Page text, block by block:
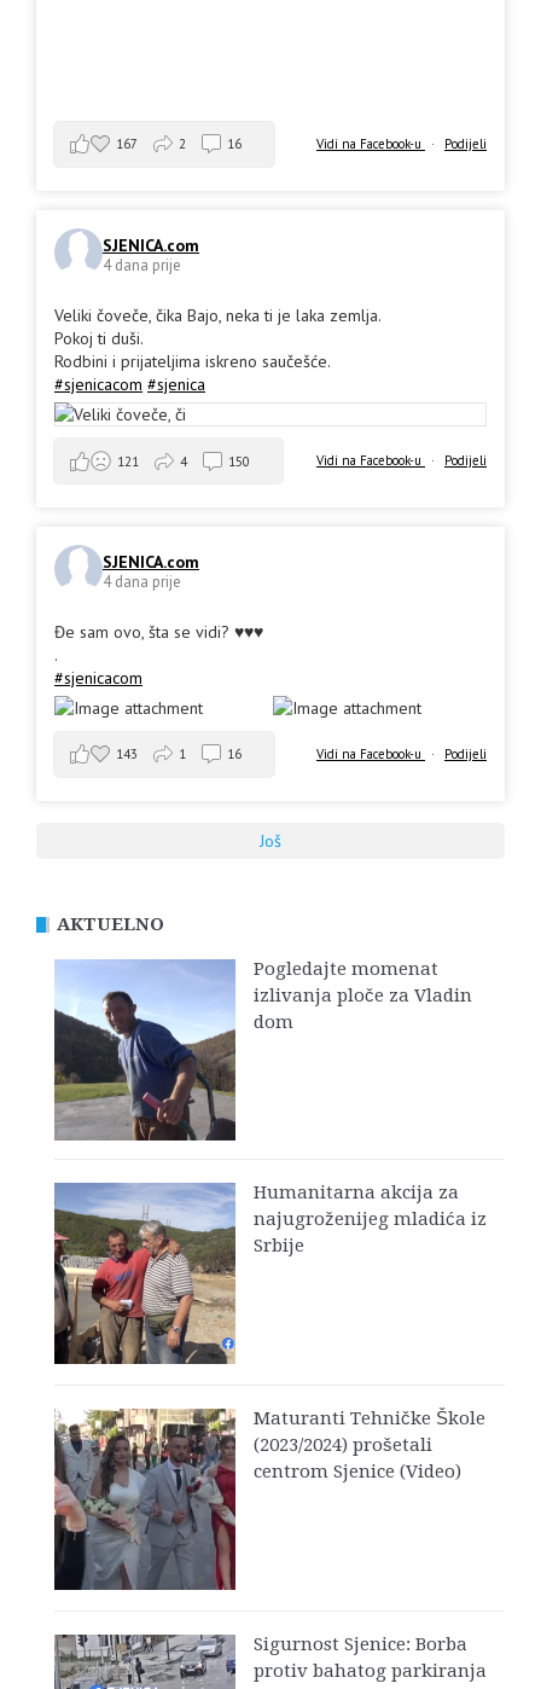
Vidi na Facebook-u · Podijeli
167 2 16
SJENICA.com
4 dana prije
Veliki čoveče, čika Bajo, neka ti je laka zemlja.
Pokoj ti duši.
Rodbini i prijateljima iskreno saučešće.
#sjenicacom #sjenica
Vidi na Facebook-u · Podijeli
121 4 150
SJENICA.com
4 dana prije
Đe sam ovo, šta se vidi? ♥️♥️♥️
.
#sjenicacom
Vidi na Facebook-u · Podijeli
143 1 16
Još
AKTUELNO
Pogledajte momenat
izlivanja ploče za Vladin
dom
Humanitarna akcija za
najugroženijeg mladića iz
Srbije
Maturanti Tehničke Škole
(2023/2024) prošetali
centrom Sjenice (Video)
Sigurnost Sjenice: Borba
protiv bahatog parkiranja